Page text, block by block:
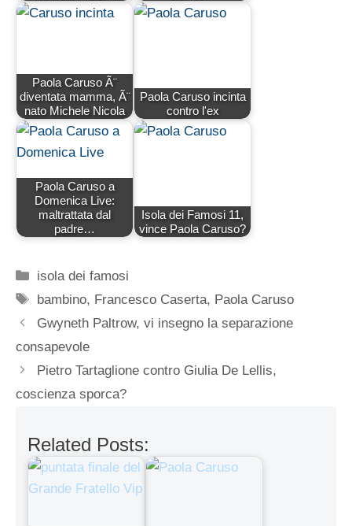
Paola Caruso Ã¨
diventata mamma, Ã¨
nato Michele Nicola
Paola Caruso incinta
contro l'ex
Paola Caruso a
Domenica Live:
maltrattata dal
padre…
Isola dei Famosi 11,
vince Paola Caruso?
Categorie
isola dei famosi
Tag
bambino, Francesco Caserta, Paola Caruso
Gwyneth Paltrow, vi insegno la separazione
consapevole
Pietro Tartaglione contro Giulia De Lellis,
coscienza sporca?
Related Posts: